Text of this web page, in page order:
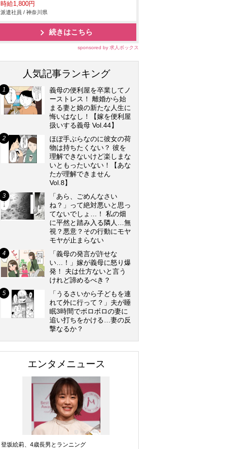
時給1,800円
派遣社員 / 神奈川県
続きはこちら
sponsored by 求人ボックス
人気記事ランキング
義母の便利屋を卒業してノ
ーストレス！ 離婚から始
まる妻と娘の新たな人生に
悔いはなし！【嫁を便利屋
扱いする義母 Vol.44】
ほぼ手ぶらなのに彼女の荷
物は持ちたくない？ 彼を
理解できないけど楽しまな
いともったいない！【あな
たが理解できません
Vol.8】
「あら、ごめんなさい
ね？」って絶対悪いと思っ
てないでしょ…！ 私の畑
に平然と踏み入る隣人…無
視？悪意？その行動にモヤ
モヤが止まらない
「義母の発言が許せな
い…！」嫁が義母に怒り爆
発！ 夫は仕方ないと言う
けれど諦めるべき？
「うるさいから子どもを連
れて外に行って？」夫が睡
眠3時間でボロボロの妻に
追い打ちをかける…妻の反
撃なるか？
エンタメニュース
登坂絵莉、4歳長男とランニング